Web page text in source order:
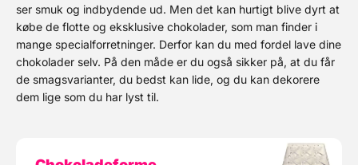
ser smuk og indbydende ud. Men det kan hurtigt blive dyrt at
købe de flotte og eksklusive chokolader, som man finder i
mange specialforretninger. Derfor kan du med fordel lave dine
chokolader selv. På den måde er du også sikker på, at du får
de smagsvarianter, du bedst kan lide, og du kan dekorere
dem lige som du har lyst til.